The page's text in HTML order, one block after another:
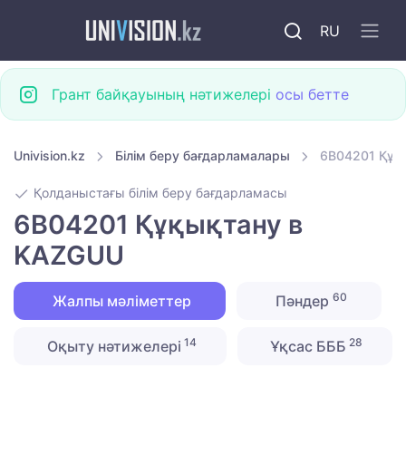
RU
Грант байқауының нәтижелері осы бетте
Univision.kz Білім беру бағдарламалары 6B04201
Қолданыстағы білім беру бағдарламасы
6B04201 Құқықтану в
KAZGUU
Жалпы мәліметтер Пәндер 60
Оқыту нәтижелері 14 Ұқсас БББ 28